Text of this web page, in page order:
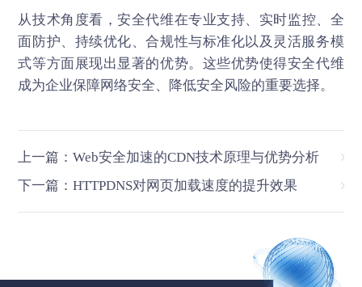
从技术角度看，安全代维在专业支持、实时监控、全
面防护、持续优化、合规性与标准化以及灵活服务模
式等方面展现出显著的优势。这些优势使得安全代维
成为企业保障网络安全、降低安全风险的重要选择。
上一篇：Web安全加速的CDN技术原理与优势分析
下一篇：HTTPDNS对网页加载速度的提升效果